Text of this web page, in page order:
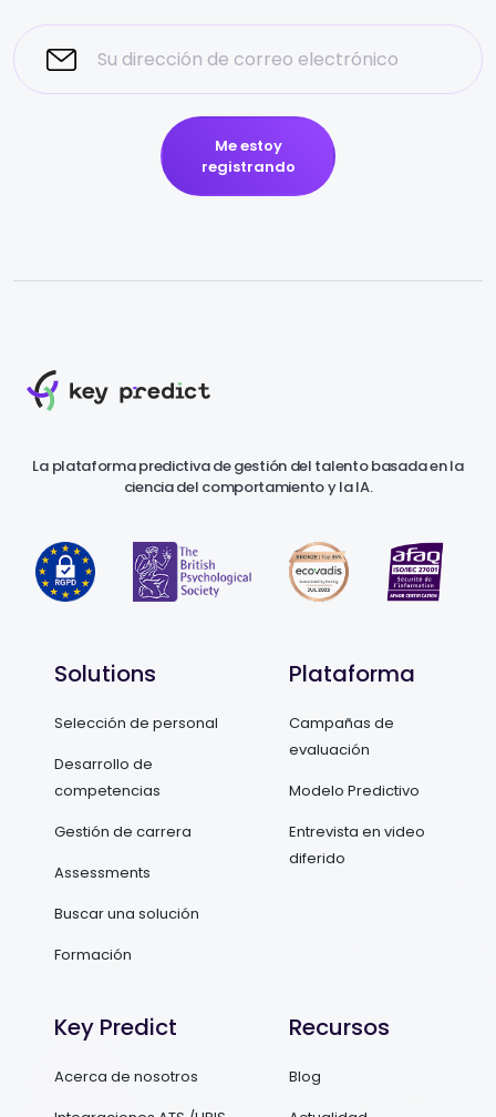
Me estoy
registrando
La plataforma predictiva de gestión del talento basada en la
ciencia del comportamiento y la IA.
Solutions
Selección de personal
Desarrollo de
competencias
Gestión de carrera
Assessments
Buscar una solución
Formación
Plataforma
Campañas de
evaluación
Modelo Predictivo
Entrevista en video
diferido
Key Predict
Acerca de nosotros
Recursos
Blog